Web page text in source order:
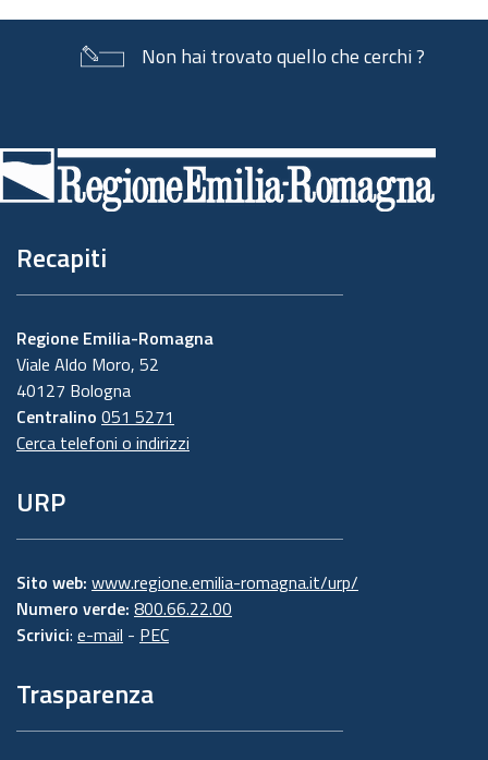
Non hai trovato quello che cerchi ?
di
pagina
Recapiti
Regione Emilia-Romagna
Viale Aldo Moro, 52
40127 Bologna
Centralino 051 5271
Cerca telefoni o indirizzi
URP
Sito web: www.regione.emilia-romagna.it/urp/
Numero verde: 800.66.22.00
Scrivici: e-mail - PEC
Trasparenza